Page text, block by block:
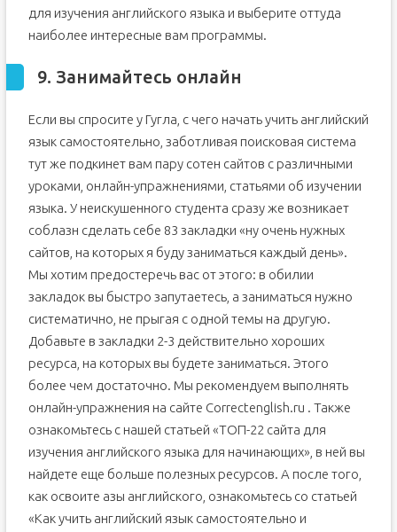
для изучения английского языка и выберите оттуда
наиболее интересные вам программы.
9. Занимайтесь онлайн
Если вы спросите у Гугла, с чего начать учить английский
язык самостоятельно, заботливая поисковая система
тут же подкинет вам пару сотен сайтов с различными
уроками, онлайн-упражнениями, статьями об изучении
языка. У неискушенного студента сразу же возникает
соблазн сделать себе 83 закладки «ну очень нужных
сайтов, на которых я буду заниматься каждый день».
Мы хотим предостеречь вас от этого: в обилии
закладок вы быстро запутаетесь, а заниматься нужно
систематично, не прыгая с одной темы на другую.
Добавьте в закладки 2-3 действительно хороших
ресурса, на которых вы будете заниматься. Этого
более чем достаточно. Мы рекомендуем выполнять
онлайн-упражнения на сайте Correctenglish.ru . Также
ознакомьтесь с нашей статьей «ТОП-22 сайта для
изучения английского языка для начинающих», в ней вы
найдете еще больше полезных ресурсов. А после того,
как освоите азы английского, ознакомьтесь со статьей
«Как учить английский язык самостоятельно и